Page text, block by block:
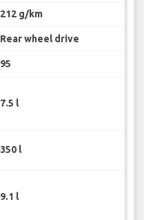
212 g/km
Rear wheel drive
95
7.5 l
350 l
9.1 l